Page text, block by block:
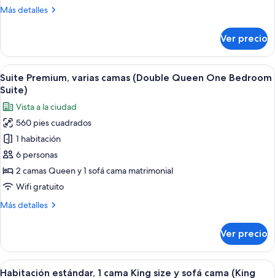
estándar,
King
size
(King
Pool
Facing)
Más detalles
Más
estándar,
cama
King
(King
Pool
Facing)
Ver precio
Abrir
todas
las
fotos
de
Suite
Premium,
varias
camas
Queen
Suite)
Una habitación de hotel con un
4
Suite Premium, varias camas (Double Queen One Bedroom
Suite)
Vista a la ciudad
560 pies cuadrados
1 habitación
6 personas
2 camas Queen y 1 sofá cama matrimonial
Wifi gratuito
Más detalles
Más
Premium,
varias
camas
Ver precio
Abrir
Una habitación de hotel con una
4
Habitación estándar, 1 cama King size y sofá cama (King